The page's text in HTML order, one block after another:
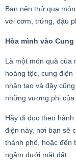
Bạn nên thử qua
với cơm, trứng, đậu
Hòa mình vào
Là một món quà của
hoàng tộc, cung điện
nhân tạo và đây
những vương phi
Hãy đi dọc theo
điện này, nơi bạn sẽ
thành phố, hoặc đến
ngầm dưới mặt đất.